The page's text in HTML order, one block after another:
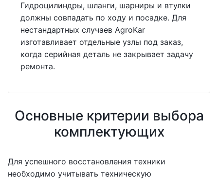
Гидроцилиндры, шланги, шарниры и втулки
должны совпадать по ходу и посадке. Для
нестандартных случаев AgroKar
изготавливает отдельные узлы под заказ,
когда серийная деталь не закрывает задачу
ремонта.
Основные критерии выбора
комплектующих
Для успешного восстановления техники
необходимо учитывать техническую